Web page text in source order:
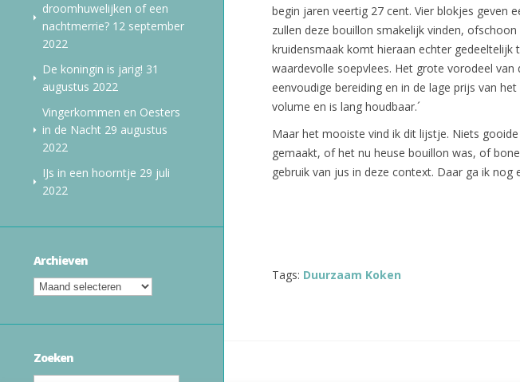
droomhuwelijken of een
nachtmerrie? 12 september
2022
De koningin is jarig! 31
augustus 2022
Vingerkommen en Oesters
in de Nacht 29 augustus
2022
IJs in een hoorntje 29 juli
2022
Archieven
Zoeken
begin jaren veertig 27 cent. Vier blokjes geven
zullen deze bouillon smakelijk vinden,
kruidensmaak komt hieraan echter
waardevolle soepvlees. Het grote vorodeel van
eenvoudige bereiding en in de lage prijs van
volume en is lang houdbaar.´
Maar het mooiste vind ik dit lijstje. Niets
gemaakt, of het nu heuse bouillon was, of
gebruik van jus in deze context. Daar ga ik nog
Tags: Duurzaam Koken